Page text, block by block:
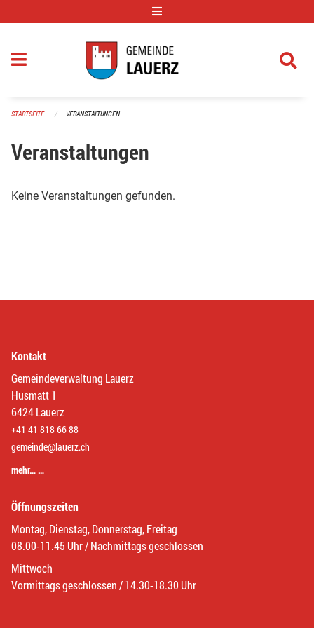
STARTSEITE VERANSTALTUNGEN
Veranstaltungen
Keine Veranstaltungen gefunden.
Kontakt
Gemeindeverwaltung Lauerz
Husmatt 1
6424 Lauerz
+41 41 818 66 88
gemeinde@lauerz.ch
mehr… …
Öffnungszeiten
Montag, Dienstag, Donnerstag, Freitag
08.00-11.45 Uhr / Nachmittags geschlossen
Mittwoch
Vormittags geschlossen / 14.30-18.30 Uhr